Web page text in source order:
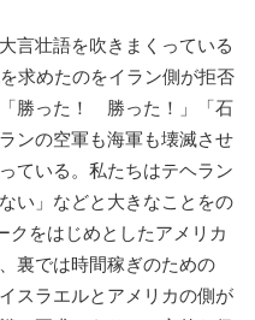
言壮語を吹きまくっている
求めたのをイラン側が拒否
勝った！ 勝った！」「石
ンの空軍も海軍も壊滅させ
ている。私たちはテヘラン
い」などと大きなことをの
クをはじめとしたアメリカ
裏では時間稼ぎのための
スラエルとアメリカの側が